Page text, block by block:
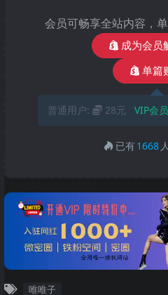
会员可畅享全站内容，
成为会员
单篇
普通用户: 28元 VIP会
已有1668
唯唯子